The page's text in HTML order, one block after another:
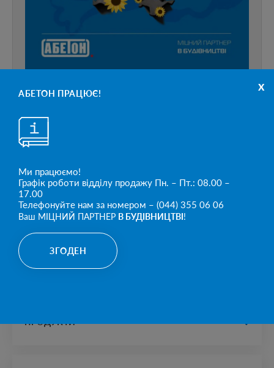
x
АБЕТОН ПРАЦЮЄ!
Ми працюємо!
Графік роботи відділу продажу Пн. – Пт.: 08.00 –
17.00
Телефонуйте нам за номером – (044) 355 06 06
Ваш МІЦНИЙ ПАРТНЕР В БУДІВНИЦТВІ!
ЗГОДЕН
МІЦНИЙ ПАРТНЕР
В БУДІВНИЦТВІ
ПРОДУКТИ